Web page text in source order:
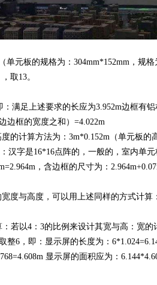
单元板的规格为：304mm*152mm，规
取13。
：满足上述要求的长应为3.952m边框
边框的宽度之和）=4.022m
的计算方法为：3m*0.152m（单元板
：汉字是16*16点阵的，一般的，室内
，含边框的尺寸为：
度与高度，可以用上述同样的方式计
若以4：3的比例来设计其宽与高：宽
整6，即：显示屏的长度为：
显示屏的面积应为：